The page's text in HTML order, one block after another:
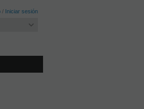
/ Iniciar sesión